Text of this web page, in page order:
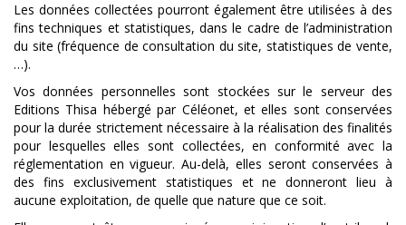
Les données collectées pourront également être utilisées à des
fins techniques et statistiques, dans le cadre de l’administration
du site (fréquence de consultation du site, statistiques de vente,
…).
Vos données personnelles sont stockées sur le serveur des
Editions Thisa hébergé par Céléonet, et elles sont conservées
pour la durée strictement nécessaire à la réalisation des finalités
pour lesquelles elles sont collectées, en conformité avec la
réglementation en vigueur. Au-delà, elles seront conservées à
des fins exclusivement statistiques et ne donneront lieu à
aucune exploitation, de quelle que nature que ce soit.